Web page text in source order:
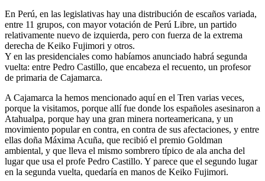
En Perú, en las legislativas hay una distribución de escaños variada,
entre 11 grupos, con mayor votación de Perú Libre, un partido
relativamente nuevo de izquierda, pero con fuerza de la extrema
derecha de Keiko Fujimori y otros.
Y en las presidenciales como habíamos anunciado habrá segunda
vuelta: entre Pedro Castillo, que encabeza el recuento, un profesor
de primaria de Cajamarca.
A Cajamarca la hemos mencionado aquí en el Tren varias veces,
porque la visitamos, porque allí fue donde los españoles asesinaron a
Atahualpa, porque hay una gran minera norteamericana, y un
movimiento popular en contra, en contra de sus afectaciones, y entre
ellas doña Máxima Acuña, que recibió el premio Goldman
ambiental, y que lleva el mismo sombrero típico de ala ancha del
lugar que usa el profe Pedro Castillo. Y parece que el segundo lugar
en la segunda vuelta, quedaría en manos de Keiko Fujimori.